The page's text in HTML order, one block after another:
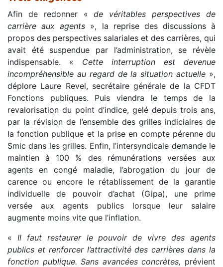
Afin de redonner «de véritables perspectives de
carrière aux agents », la reprise des discussions à
propos des perspectives salariales et des carrières, qui
avait été suspendue par l’administration, se révèle
indispensable. « Cette interruption est devenue
incompréhensible au regard de la situation actuelle »,
déplore Laure Revel, secrétaire générale de la CFDT
Fonctions publiques. Puis viendra le temps de la
revalorisation du point d’indice, gelé depuis trois ans,
par la révision de l’ensemble des grilles indiciaires de
la fonction publique et la prise en compte pérenne du
Smic dans les grilles. Enfin, l’intersyndicale demande le
maintien à 100 % des rémunérations versées aux
agents en congé maladie, l’abrogation du jour de
carence ou encore le rétablissement de la garantie
individuelle de pouvoir d’achat (Gipa), une prime
versée aux agents publics lorsque leur salaire
augmente moins vite que l’inflation.
« Il faut restaurer le pouvoir de vivre des agents
publics et renforcer l’attractivité des carrières dans la
fonction publique. Sans avancées concrètes, prévient